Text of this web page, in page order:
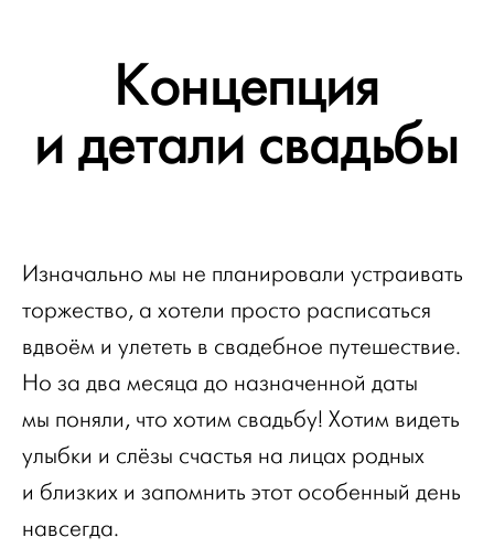
Концепция
и детали свадьбы
Изначально мы не планировали устраивать
торжество, а хотели просто расписаться
вдвоём и улететь в свадебное путешествие.
Но за два месяца до назначенной даты
мы поняли, что хотим свадьбу! Хотим видеть
улыбки и слёзы счастья на лицах родных
и близких и запомнить этот особенный день
навсегда.